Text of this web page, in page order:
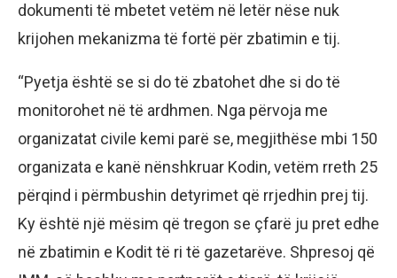
dokumenti të mbetet vetëm në letër nëse nuk
krijohen mekanizma të fortë për zbatimin e tij.
“Pyetja është se si do të zbatohet dhe si do të
monitorohet në të ardhmen. Nga përvoja me
organizatat civile kemi parë se, megjithëse mbi 150
organizata e kanë nënshkruar Kodin, vetëm rreth 25
përqind i përmbushin detyrimet që rrjedhin prej tij.
Ky është një mësim që tregon se çfarë ju pret edhe
në zbatimin e Kodit të ri të gazetarëve. Shpresoj që